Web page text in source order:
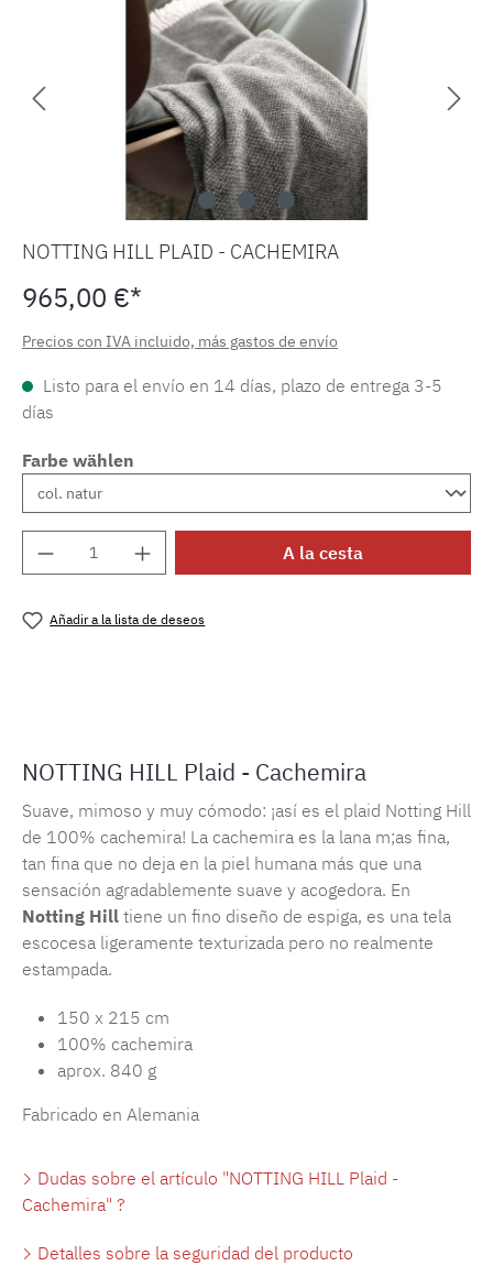
NOTTING HILL PLAID - CACHEMIRA
965,00 €*
Precios con IVA incluido, más gastos de envío
Listo para el envío en 14 días, plazo de entrega 3-5
días
Farbe wählen
Cantidad del producto: introduce la
A la cesta
Añadir a la lista de deseos
NOTTING HILL Plaid - Cachemira
Suave, mimoso y muy cómodo: ¡así es el plaid Notting Hill
de 100% cachemira! La cachemira es la lana m;as fina,
tan fina que no deja en la piel humana más que una
sensación agradablemente suave y acogedora. En
Notting Hill tiene un fino diseño de espiga, es una tela
escocesa ligeramente texturizada pero no realmente
estampada.
150 x 215 cm
100% cachemira
aprox. 840 g
Fabricado en Alemania
Dudas sobre el artículo "NOTTING HILL Plaid -
Cachemira" ?
Detalles sobre la seguridad del producto